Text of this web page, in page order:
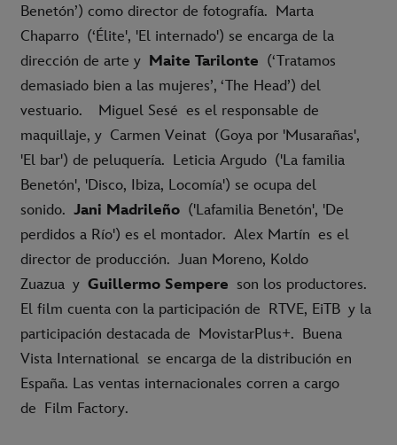
Benetón’) como director de fotografía. Marta
Chaparro (‘Élite', 'El internado') se encarga de la
dirección de arte y Maite Tarilonte (‘Tratamos
demasiado bien a las mujeres’, ‘The Head’) del
vestuario.
Miguel Sesé es el responsable de
maquillaje, y Carmen Veinat (Goya por 'Musarañas',
'El bar') de peluquería. Leticia Argudo ('La familia
Benetón', 'Disco, Ibiza, Locomía') se ocupa del
sonido. Jani Madrileño ('Lafamilia Benetón', 'De
perdidos a Río') es el montador. Alex Martín es el
director de producción. Juan Moreno, Koldo
Zuazua y Guillermo Sempere son los productores.
El film cuenta con la participación de RTVE, EiTB y la
participación destacada de MovistarPlus+. Buena
Vista International se encarga de la distribución en
España. Las ventas internacionales corren a cargo
de Film Factory.